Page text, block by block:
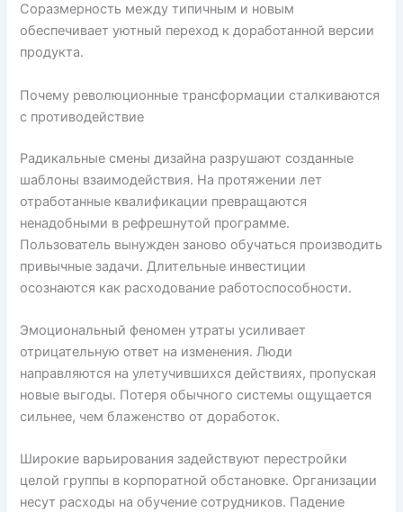
Соразмерность между типичным и новым
обеспечивает уютный переход к доработанной версии
продукта.
Почему революционные трансформации сталкиваются
с противодействие
Радикальные смены дизайна разрушают созданные
шаблоны взаимодействия. На протяжении лет
отработанные квалификации превращаются
ненадобными в рефрешнутой программе.
Пользователь вынужден заново обучаться производить
привычные задачи. Длительные инвестиции
осознаются как расходование работоспособности.
Эмоциональный феномен утраты усиливает
отрицательную ответ на изменения. Люди
направляются на улетучившихся действиях, пропуская
новые выгоды. Потеря обычного системы ощущается
сильнее, чем блаженство от доработок.
Широкие варьирования задействуют перестройки
целой группы в корпоратной обстановке. Организации
несут расходы на обучение сотрудников. Падение